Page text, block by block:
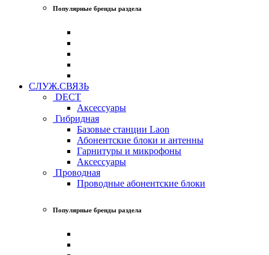
Популярные бренды раздела
СЛУЖ.СВЯЗЬ
DECT
Аксессуары
Гибридная
Базовые станции Laon
Абонентские блоки и антенны
Гарнитуры и микрофоны
Аксессуары
Проводная
Проводные абонентские блоки
Популярные бренды раздела